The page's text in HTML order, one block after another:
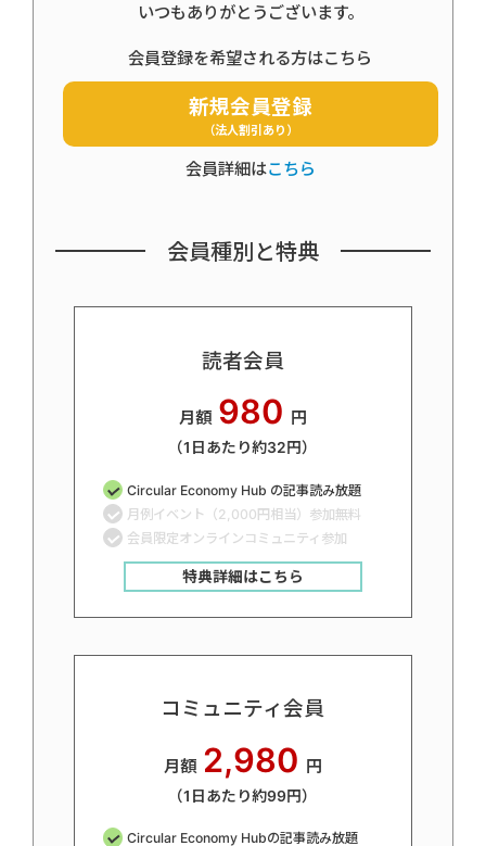
いつもありがとうございます。
会員登録を希望される方はこちら
新規会員登録
（法人割引あり）
会員詳細はこちら
会員種別と特典
読者会員
月額 980 円
（1日あたり約32円）
Circular Economy Hub の記事読み放題
月例イベント（2,000円相当）参加無料
会員限定オンラインコミュニティ参加
特典詳細はこちら
コミュニティ会員
月額 2,980 円
（1日あたり約99円）
Circular Economy Hubの記事読み放題